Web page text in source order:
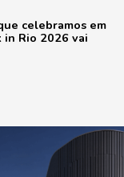
celebramos em
in Rio 2026 vai